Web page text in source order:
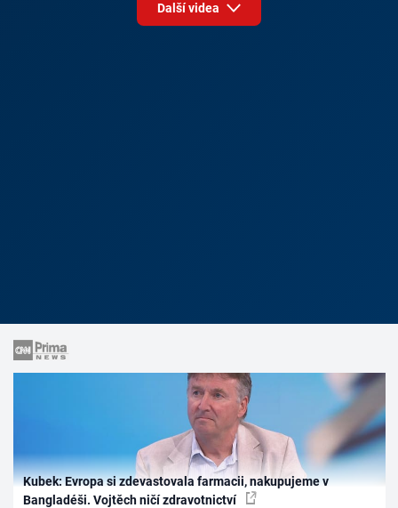
Další videa
Kubek: Evropa si zdevastovala farmacii, nakupujeme v
Bangladéši. Vojtěch ničí zdravotnictví